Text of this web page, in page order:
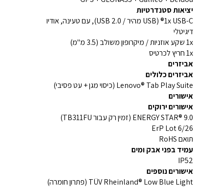
יציאות סטנדרטיות
1x USB-C® (USB מהיר / USB 2.0), עם טעינה, אודיו
דיגיטלי
1x שקע אוזניות / מיקרופון משולב (3.5 מ"מ)
1x חריץ לכרטיס
אביזרים
אביזרים כלולים
Lenovo® Tab Play Suite (כיסוי מגן + עט פסיבי)
אישורים
אישורים ירוקים
ENERGY STAR® 9.0 (זמין רק עבור TB311FU)
ErP Lot 6/26
תואם RoHS
עמיד בפני אבק ומים
IP52
אישורים נוספים
TÜV Rheinland® Low Blue Light (פתרון חומרה)